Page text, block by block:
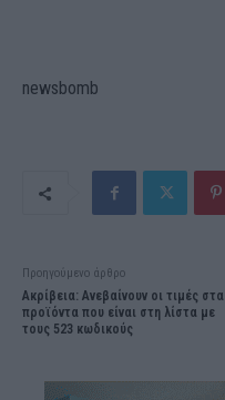
newsbomb
Προηγούμενο άρθρο
Ακρίβεια: Ανεβαίνουν οι τιμές στα
προϊόντα που είναι στη λίστα με
τους 523 κωδικούς